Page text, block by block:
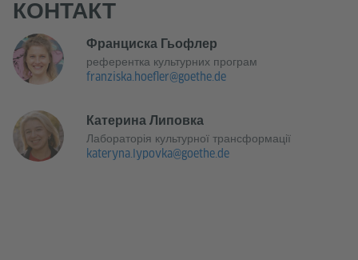
КОНТАКТ
Франциска Гьофлер
референтка культурних програм
franziska.hoefler@goethe.de
Катерина Липовка
Лабораторія культурної трансформації
kateryna.lypovka@goethe.de